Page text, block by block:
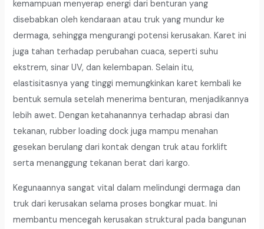
kemampuan menyerap energi dari benturan yang
disebabkan oleh kendaraan atau truk yang mundur ke
dermaga, sehingga mengurangi potensi kerusakan. Karet ini
juga tahan terhadap perubahan cuaca, seperti suhu
ekstrem, sinar UV, dan kelembapan. Selain itu,
elastisitasnya yang tinggi memungkinkan karet kembali ke
bentuk semula setelah menerima benturan, menjadikannya
lebih awet. Dengan ketahanannya terhadap abrasi dan
tekanan, rubber loading dock juga mampu menahan
gesekan berulang dari kontak dengan truk atau forklift
serta menanggung tekanan berat dari kargo.
Kegunaannya sangat vital dalam melindungi dermaga dan
truk dari kerusakan selama proses bongkar muat. Ini
membantu mencegah kerusakan struktural pada bangunan